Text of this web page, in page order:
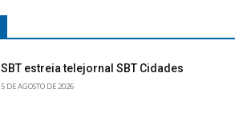
SBT estreia telejornal SBT Cidades
5 DE AGOSTO DE 2026